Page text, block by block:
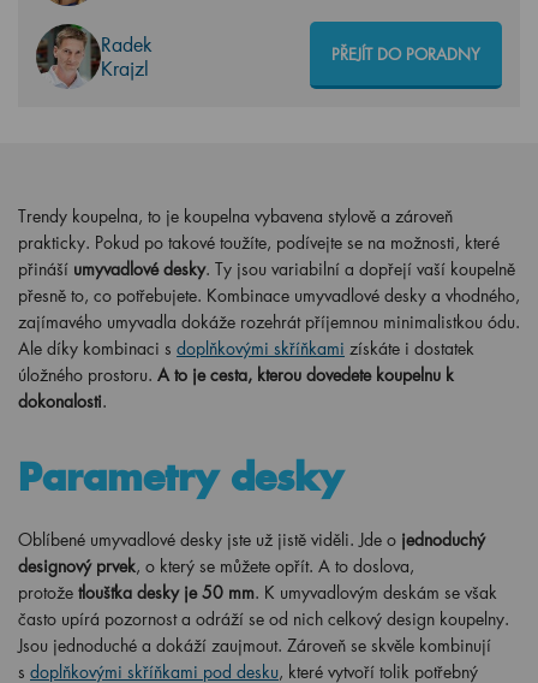
Radek
Krajzl
PŘEJÍT DO PORADNY
Trendy koupelna, to je koupelna vybavena stylově a zároveň
prakticky. Pokud po takové toužíte, podívejte se na možnosti, které
přináší umyvadlové desky. Ty jsou variabilní a dopřejí vaší koupelně
přesně to, co potřebujete. Kombinace umyvadlové desky a vhodného,
zajímavého umyvadla dokáže rozehrát příjemnou minimalistkou ódu.
Ale díky kombinaci s doplňkovými skříňkami získáte i dostatek
úložného prostoru. A to je cesta, kterou dovedete koupelnu k
dokonalosti.
Parametry desky
Oblíbené umyvadlové desky jste už jistě viděli. Jde o jednoduchý
designový prvek, o který se můžete opřít. A to doslova,
protože tloušťka desky je 50 mm. K umyvadlovým deskám se však
často upírá pozornost a odráží se od nich celkový design koupelny.
Jsou jednoduché a dokáží zaujmout. Zároveň se skvěle kombinují
s doplňkovými skříňkami pod desku, které vytvoří tolik potřebný